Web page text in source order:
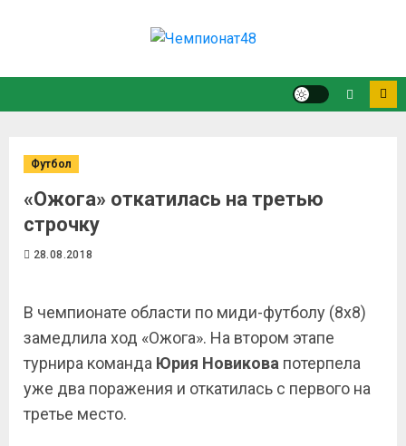
Футбол
«Ожога» откатилась на третью
строчку
28.08.2018
В чемпионате области по миди-футболу (8х8)
замедлила ход «Ожога». На втором этапе
турнира команда Юрия Новикова потерпела
уже два поражения и откатилась с первого на
третье место.